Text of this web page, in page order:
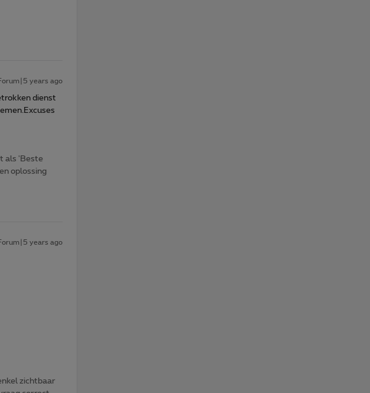
years ago
dienst
als 'Beste
oplossing
years ago
zichtbaar